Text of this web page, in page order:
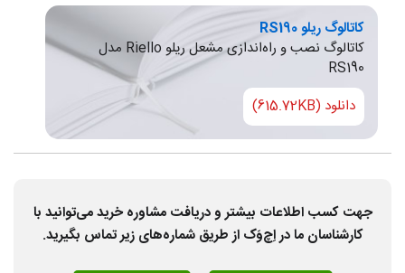
کاتالوگ ریلو RS190
کاتالوگ نصب و راه‌اندازی مشعل ریلو Riello مدل
RS190
دانلود (615.72KB)
جهت کسب اطلاعات بیشتر و دریافت مشاوره خرید می‌توانید با
کارشناسان ما در اِچ‌وَک از طریق شماره‌های زیر تماس بگیرید.